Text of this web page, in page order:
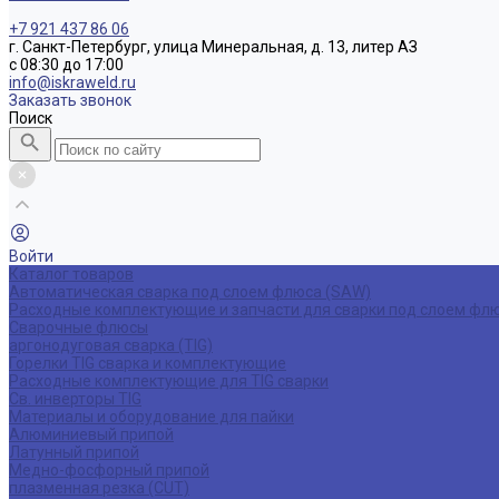
+7 921 437 86 06
г. Санкт-Петербург, улица Минеральная, д. 13, литер АЗ
с 08:30 до 17:00
info@iskraweld.ru
Заказать звонок
Поиск
Войти
Каталог товаров
Автоматическая сварка под слоем флюса (SAW)
Расходные комплектующие и запчасти для сварки под слоем
Сварочные флюсы
аргонодуговая сварка (TIG)
Горелки TIG сварка и комплектующие
Расходные комплектующие для TIG сварки
Св. инверторы TIG
Материалы и оборудование для пайки
Алюминиевый припой
Латунный припой
Медно-фосфорный припой
плазменная резка (CUT)